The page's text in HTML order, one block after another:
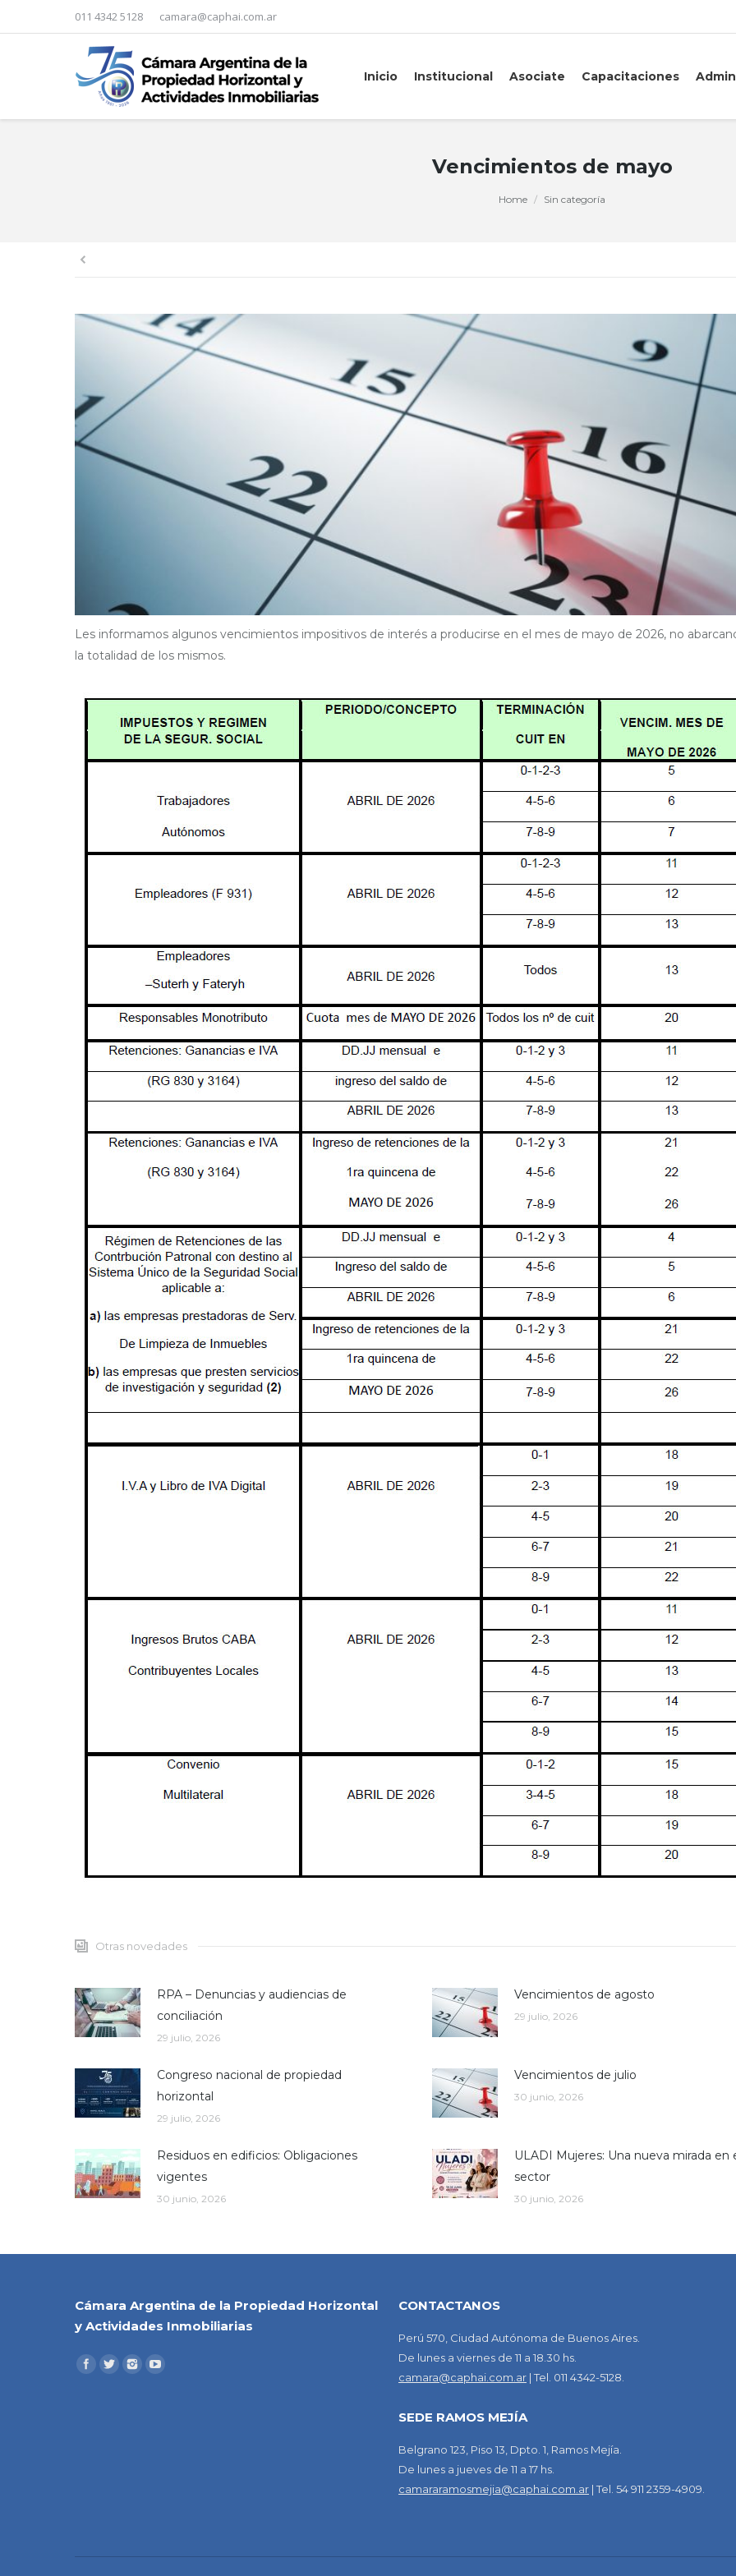
011 4342 5128 camara@caphai.com.ar
Inicio Institucional Asociate Capacitaciones
Vencimientos de mayo
Home Sin categoría
Les informamos algunos vencimientos impositivos de interés a producirse en el mes de mayo de 2026, no
la totalidad de los mismos.
Otras novedades
RPA – Denuncias y audiencias de
conciliación
29 julio, 2026
Vencimientos de agosto
29 julio, 2026
Congreso nacional de propiedad
horizontal
29 julio, 2026
Vencimientos de julio
30 junio, 2026
Residuos en edificios: Obligaciones
vigentes
30 junio, 2026
ULADI Mujeres: Una nueva mirada en
sector
30 junio, 2026
Cámara Argentina de la Propiedad Horizontal
y Actividades Inmobiliarias
CONTACTANOS
Perú 570, Ciudad Autónoma de Buenos Aires.
De lunes a viernes de 11 a 18.30 hs.
camara@caphai.com.ar| Tel. 011 4342-5128.
SEDE RAMOS MEJÍA
Belgrano 123, Piso 13, Dpto. 1, Ramos Mejía.
De lunes a jueves de 11 a 17 hs.
camararamosmejia@caphai.com.ar| Tel. 54 911 2359-4909.